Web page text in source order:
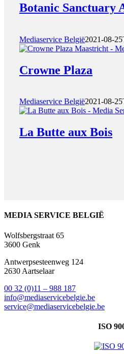
Botanic Sanctuary
Mediaservice België2021-08-
Crowne Plaza
Mediaservice België2021-08-
La Butte aux Bois
MEDIA SERVICE BELGIË
Wolfsbergstraat 65
3600 Genk
Antwerpsesteenweg 124
2630 Aartselaar
00 32 (0)11 – 988 187
info@mediaservicebelgie.be
service@mediaservicebelgie.be
ISO